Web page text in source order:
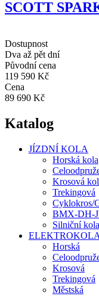
SCOTT
Dostupnost
Dva až pět dní
Původní cena
119 590 Kč
Cena
89 690 Kč
Katalog
JÍZDNÍ KOLA
Horská kola
Krosová
Trekingová
Cyklokros/
BMX-DH-
Silniční kola
ELEKTROKOLA
Horská
Krosová
Trekingová
Městská